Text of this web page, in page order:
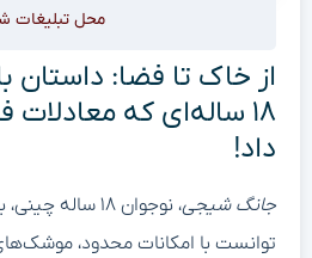
محل تبلیغات
از خاک تا فضا: داستان
۱۸ ساله‌ای که معادلات
داد!
جانگ شیجی
، نوجوان ۱۸
توانست با امکانات محدود،